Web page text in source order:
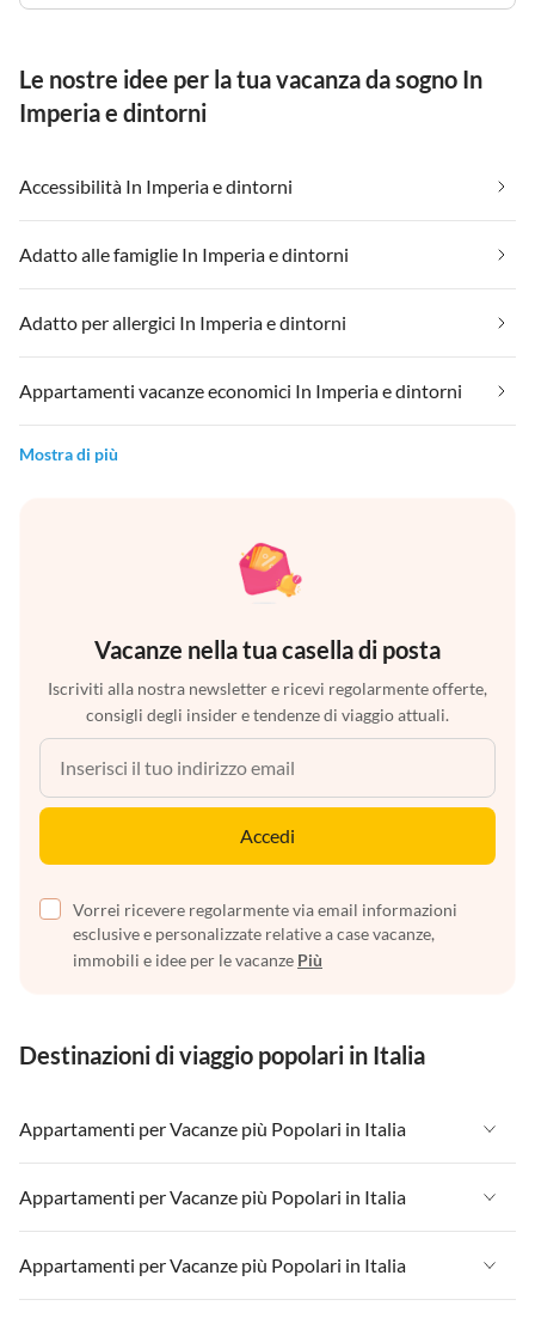
Le nostre idee per la tua vacanza da sogno In
Imperia e dintorni
Accessibilità In Imperia e dintorni
Adatto alle famiglie In Imperia e dintorni
Adatto per allergici In Imperia e dintorni
Appartamenti vacanze economici In Imperia e dintorni
Mostra di più
Vacanze nella tua casella di posta
Iscriviti alla nostra newsletter e ricevi regolarmente offerte,
consigli degli insider e tendenze di viaggio attuali.
Accedi
Vorrei ricevere regolarmente via email informazioni
esclusive e personalizzate relative a case vacanze,
immobili e idee per le vacanze Più
Destinazioni di viaggio popolari in Italia
Appartamenti per Vacanze più Popolari in Italia
Appartamenti per Vacanze in Italia
Appartamenti per Vacanze in Liguria
Appartamenti per Vacanze in Lombardia
Appartamenti per Vacanze più Popolari in Italia
Appartamenti per Vacanze in Italia
Appartamenti per Vacanze in Liguria
Appartamenti per Vacanze più Popolari in Italia